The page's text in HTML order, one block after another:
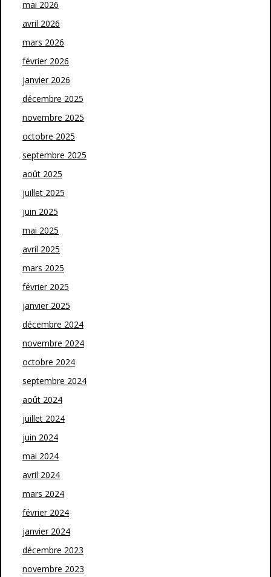
mai 2026
avril 2026
mars 2026
février 2026
janvier 2026
décembre 2025
novembre 2025
octobre 2025
septembre 2025
août 2025
juillet 2025
juin 2025
mai 2025
avril 2025
mars 2025
février 2025
janvier 2025
décembre 2024
novembre 2024
octobre 2024
septembre 2024
août 2024
juillet 2024
juin 2024
mai 2024
avril 2024
mars 2024
février 2024
janvier 2024
décembre 2023
novembre 2023